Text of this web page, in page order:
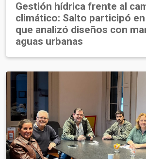
Gestión hídrica frente al
climático: Salto participó
que analizó diseños con
aguas urbanas